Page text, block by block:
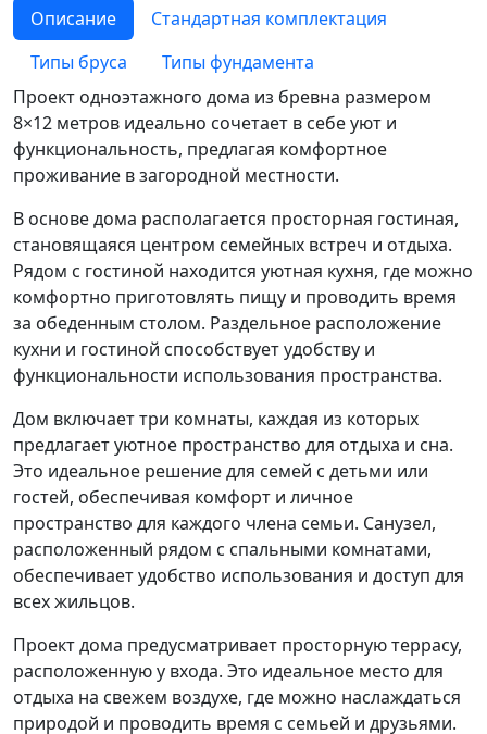
Описание
Cтандартная комплектация
Типы бруса
Типы фундамента
Проект одноэтажного дома из бревна размером
8×12 метров идеально сочетает в себе уют и
функциональность, предлагая комфортное
проживание в загородной местности.
В основе дома располагается просторная гостиная,
становящаяся центром семейных встреч и отдыха.
Рядом с гостиной находится уютная кухня, где можно
комфортно приготовлять пищу и проводить время
за обеденным столом. Раздельное расположение
кухни и гостиной способствует удобству и
функциональности использования пространства.
Дом включает три комнаты, каждая из которых
предлагает уютное пространство для отдыха и сна.
Это идеальное решение для семей с детьми или
гостей, обеспечивая комфорт и личное
пространство для каждого члена семьи. Санузел,
расположенный рядом с спальными комнатами,
обеспечивает удобство использования и доступ для
всех жильцов.
Проект дома предусматривает просторную террасу,
расположенную у входа. Это идеальное место для
отдыха на свежем воздухе, где можно наслаждаться
природой и проводить время с семьей и друзьями.